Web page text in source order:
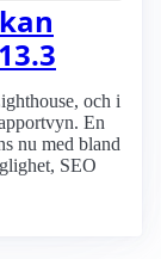
och i
En
nu med bland
SEO